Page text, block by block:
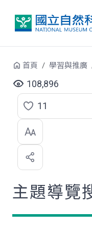
首頁 學習與推廣
108,896
點
選
喜
歡
11
主題導覽